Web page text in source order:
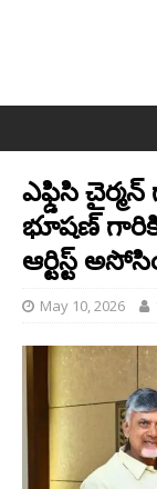
ఎఫ్డిసి
భూషణ్
ఆర్టిస్ట్
May 10, 2026